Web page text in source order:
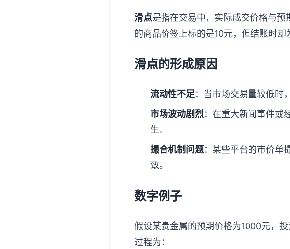
滑点是指在交易中，实际成交价格与
的商品价签上标的是10元，但结账时却
滑点的形成原因
流动性不足：当市场交易量较低时
市场波动剧烈：在重大新闻事件或
生。
撮合机制问题：某些平台的市价单
致。
数字例子
假设某贵金属的预期价格为1000元，
过程为：